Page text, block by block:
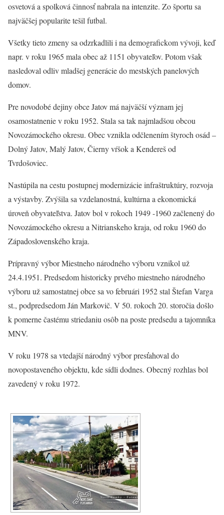
osvetová a spolková činnosť nabrala na intenzite. Zo športu sa
najväčšej popularite tešil futbal.
Všetky tieto zmeny sa odzrkadlili i na demografickom vývoji, keď
napr. v roku 1965 mala obec až 1151 obyvateľov. Potom však
nasledoval odliv mladšej generácie do mestských panelových
domov.
Pre novodobé dejiny obce Jatov má najväčší význam jej
osamostatnenie v roku 1952. Stala sa tak najmladšou obcou
Novozámockého okresu. Obec vznikla odčlenením štyroch osád –
Dolný Jatov, Malý Jatov, Čierny vŕšok a Kendereš od
Tvrdošoviec.
Nastúpila na cestu postupnej modernizácie infraštruktúry, rozvoja
a výstavby. Zvýšila sa vzdelanostná, kultúrna a ekonomická
úroveň obyvateľstva. Jatov bol v rokoch 1949 -1960 začlenený do
Novozámockého okresu a Nitrianskeho kraja, od roku 1960 do
Západoslovenského kraja.
Prípravný výbor Miestneho národného výboru vznikol už
24.4.1951. Predsedom historicky prvého miestneho národného
výboru už samostatnej obce sa vo februári 1952 stal Štefan Varga
st., podpredsedom Ján Markovič. V 50. rokoch 20. storočia došlo
k pomerne častému striedaniu osôb na poste predsedu a tajomníka
MNV.
V roku 1978 sa vtedajší národný výbor presťahoval do
novopostaveného objektu, kde sídli dodnes. Obecný rozhlas bol
zavedený v roku 1972.